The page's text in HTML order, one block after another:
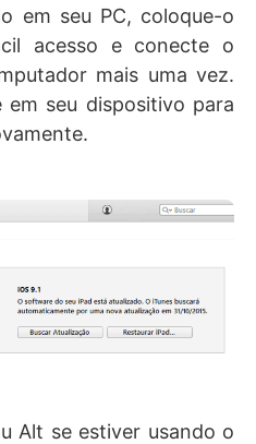
em seu PC, coloque-o
acesso e conecte o
mais uma vez.
em seu dispositivo para
Alt se estiver usando o